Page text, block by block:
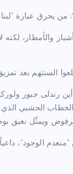
يحرق عبارة
والأمطار، لكنه
السنتهم بعد
رندلى جبور
الحشبي
ويمثّل نعيق
الوجود”،